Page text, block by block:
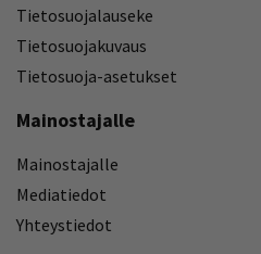
Tietosuojalauseke
Tietosuojakuvaus
Tietosuoja-asetukset
Mainostajalle
Mainostajalle
Mediatiedot
Yhteystiedot